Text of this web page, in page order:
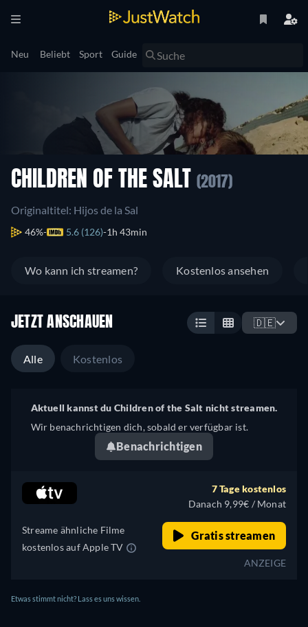
Neu Beliebt Sport Guide
CHILDREN OF THE SALT (2017)
Originaltitel: Hijos de la Sal
46% 5.6 (126) 1h 43min
Wo kann ich streamen? Kostenlos ansehen
JETZT ANSCHAUEN 🇩🇪
Alle Kostenlos
Aktuell kannst du Children of the Salt nicht streamen.
Wir benachrichtigen dich, sobald er verfügbar ist.
Benachrichtigen
Streame ähnliche Filme
kostenlos auf Apple TV
7 Tage kostenlos
Danach 9,99€ / Monat
Gratis streamen
ANZEIGE
Etwas stimmt nicht? Lass es uns wissen.